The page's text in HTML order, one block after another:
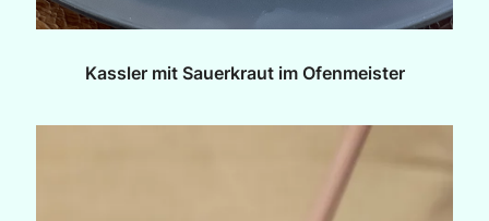
Kassler mit Sauerkraut im Ofenmeister